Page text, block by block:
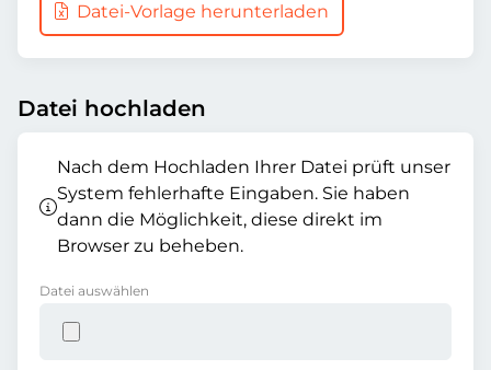
Datei-Vorlage herunterladen
Datei hochladen
Nach dem Hochladen Ihrer Datei prüft unser
System fehlerhafte Eingaben. Sie haben
dann die Möglichkeit, diese direkt im
Browser zu beheben.
Datei auswählen